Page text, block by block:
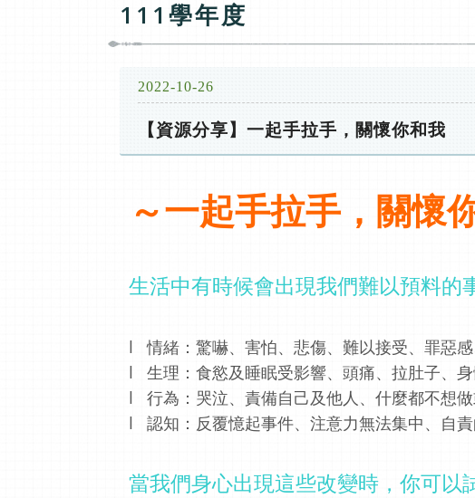
111學年度
2022-10-26
【資源分享】一起手拉手，關懷你和我
～一起手拉手，關懷
生活中有時候會出現我們難以預料的
l情緒：驚嚇、害怕、悲傷、難以接受、罪惡感
l 生理：食慾及睡眠受影響、頭痛、拉肚子、
l 行為：哭泣、責備自己及他人、 什麼都不想
l 認知：反覆憶起事件、注意力無法集中、自責
當我們身心出現這些改變時，你可以